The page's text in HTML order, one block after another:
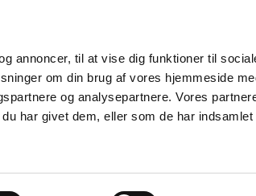
annoncer, til at vise dig funktioner til
om din brug af vores hjemmeside
og analysepartnere. Vores
har givet dem, eller som de har indsamlet
Nyheder Om os Kontakt
Tilskud og
Apoteker og salg af